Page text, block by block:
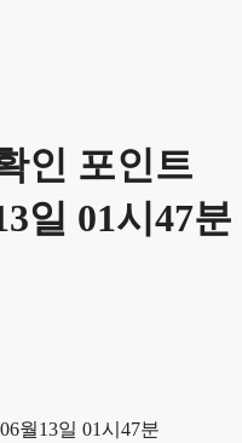
인 포인트
일 01시47분
월13일 01시47분